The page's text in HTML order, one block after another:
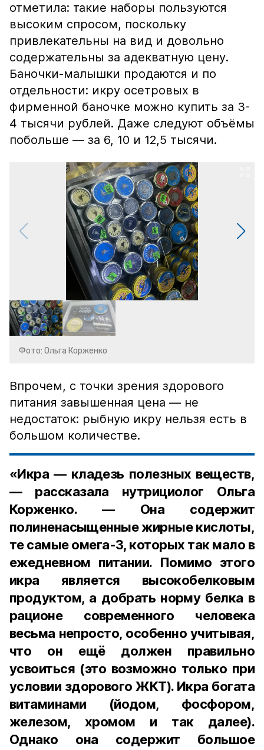
отметила: такие наборы пользуются
высоким спросом, поскольку
привлекательны на вид и довольно
содержательны за адекватную цену.
Баночки-малышки продаются и по
отдельности: икру осетровых в
фирменной баночке можно купить за 3-
4 тысячи рублей. Даже следуют объёмы
побольше — за 6, 10 и 12,5 тысячи.
Фото: Ольга Корженко
Впрочем, с точки зрения здорового
питания завышенная цена — не
недостаток: рыбную икру нельзя есть в
большом количестве.
«Икра — кладезь полезных веществ,
— рассказала нутрициолог Ольга
Корженко. — Она содержит
полиненасыщенные жирные кислоты,
те самые омега-3, которых так мало в
ежедневном питании. Помимо этого
икра является высокобелковым
продуктом, а добрать норму белка в
рационе современного человека
весьма непросто, особенно учитывая,
что он ещё должен правильно
усвоиться (это возможно только при
условии здорового ЖКТ). Икра богата
витаминами (йодом, фосфором,
железом, хромом и так далее).
Однако она содержит большое